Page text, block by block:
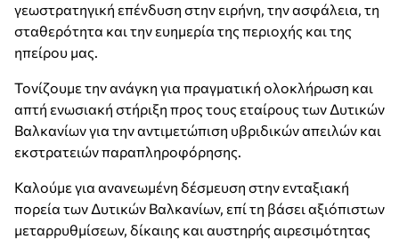
γεωστρατηγική επένδυση στην ειρήνη, την ασφάλεια, τη
σταθερότητα και την ευημερία της περιοχής και της
ηπείρου μας.
Τονίζουμε την ανάγκη για πραγματική ολοκλήρωση και
απτή ενωσιακή στήριξη προς τους εταίρους των Δυτικών
Βαλκανίων για την αντιμετώπιση υβριδικών απειλών και
εκστρατειών παραπληροφόρησης.
Καλούμε για ανανεωμένη δέσμευση στην ενταξιακή
πορεία των Δυτικών Βαλκανίων, επί τη βάσει αξιόπιστων
μεταρρυθμίσεων, δίκαιης και αυστηρής αιρεσιμότητας